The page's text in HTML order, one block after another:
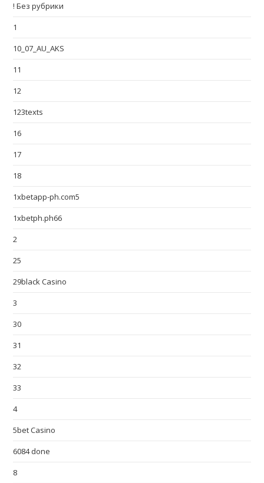
! Без рубрики
1
10_07_AU_AKS
11
12
123texts
16
17
18
1xbetapp-ph.com5
1xbetph.ph66
2
25
29black Casino
3
30
31
32
33
4
5bet Casino
6084 done
8